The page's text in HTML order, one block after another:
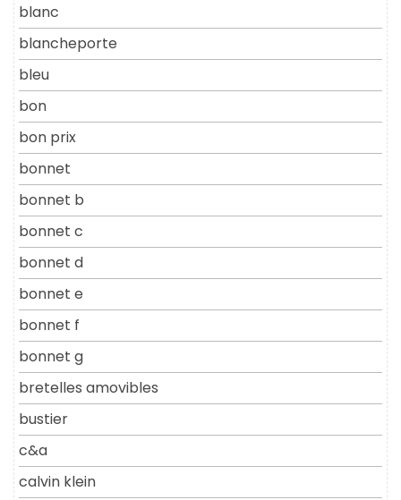
blanc
blancheporte
bleu
bon
bon prix
bonnet
bonnet b
bonnet c
bonnet d
bonnet e
bonnet f
bonnet g
bretelles amovibles
bustier
c&a
calvin klein